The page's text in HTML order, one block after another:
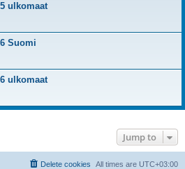
ulkomaat
Suomi
ulkomaat
Jump to
All times are UTC+03:00
Delete cookies